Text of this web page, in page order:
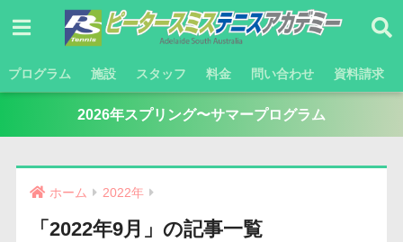
プログラム 施設 スタッフ 料金 問い合わせ 資料請求
2026年スプリング〜サマープログラム
ホーム 2022年
「2022年9月」の記事一覧